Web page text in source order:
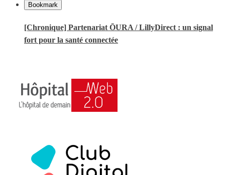
Bookmark
[Chronique] Partenariat ŌURA / LillyDirect : un signal
fort pour la santé connectée